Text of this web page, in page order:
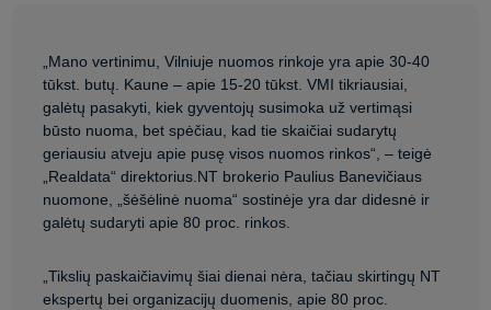
„Mano vertinimu, Vilniuje nuomos rinkoje yra apie 30-40
tūkst. butų. Kaune – apie 15-20 tūkst. VMI tikriausiai,
galėtų pasakyti, kiek gyventojų susimoka už vertimąsi
būsto nuoma, bet spėčiau, kad tie skaičiai sudarytų
geriausiu atveju apie pusę visos nuomos rinkos“, – teigė
„Realdata“ direktorius.NT brokerio Paulius Banevičiaus
nuomone, „šėšėlinė nuoma“ sostinėje yra dar didesnė ir
galėtų sudaryti apie 80 proc. rinkos.
„Tikslių paskaičiavimų šiai dienai nėra, tačiau skirtingų NT
ekspertų bei organizacijų duomenis, apie 80 proc.